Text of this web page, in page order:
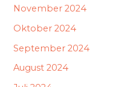
November 2024
Oktober 2024
September 2024
August 2024